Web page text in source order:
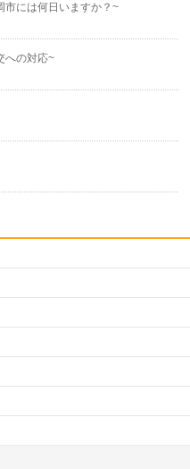
市には何日いますか？~
への対応~